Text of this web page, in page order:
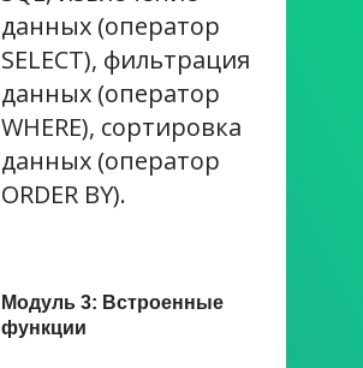
данных (оператор
SELECT), фильтрация
данных (оператор
WHERE), сортировка
данных (оператор
ORDER BY).
Модуль 3: Встроенные
функции